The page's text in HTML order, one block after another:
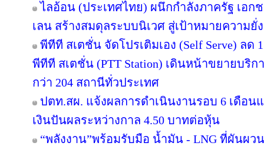
ไลอ้อน (ประเทศไทย) ผนึกกำลังภาครัฐ เอ
เลน สร้างสมดุลระบบนิเวศ สู่เป้าหมายความยั่
พีทีที สเตชั่น จัดโปรเติมเอง (Self Serve) ลด
พีทีที สเตชั่น (PTT Station) เดินหน้าขยายบริก
กว่า 204 สถานีทั่วประเทศ
ปตท.สผ. แจ้งผลการดำเนินงานรอบ 6 เดือน
เงินปันผลระหว่างกาล 4.50 บาทต่อหุ้น
“พลังงาน”พร้อมรับมือ น้ำมัน - LNG ที่ผันผว